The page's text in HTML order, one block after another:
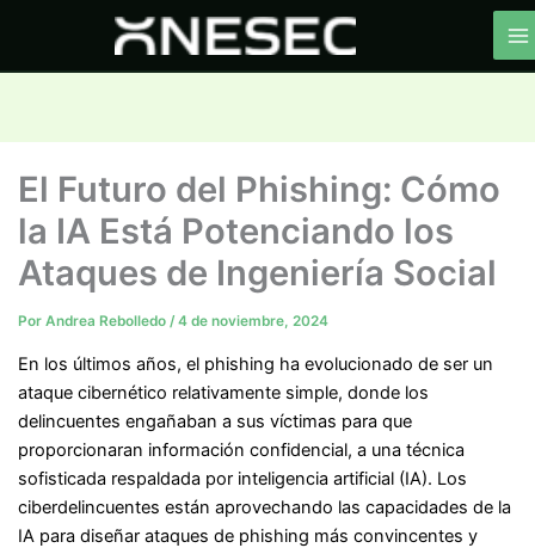
contenido
El Futuro del Phishing: Cómo
la IA Está Potenciando los
Ataques de Ingeniería Social
Por Andrea Rebolledo /4 de noviembre, 2024
En los últimos años, el phishing ha evolucionado de ser un
ataque cibernético relativamente simple, donde los
delincuentes engañaban a sus víctimas para que
proporcionaran información confidencial, a una técnica
sofisticada respaldada por inteligencia artificial (IA). Los
ciberdelincuentes están aprovechando las capacidades de la
IA para diseñar ataques de phishing más convincentes y